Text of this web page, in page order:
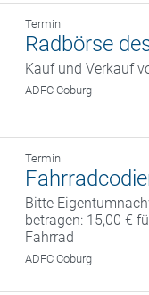
Termin
Radbörse
Kauf und Verkauf
ADFC Coburg
Termin
Bitte
betragen: 15,00 €
Fahrrad
ADFC Coburg